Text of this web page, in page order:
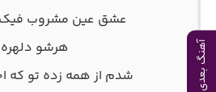
آهنگ بعدی
ﻋﺸﻖ ﻋﻴﻦ ﻣﺸﺮوب ﻓﻴﮏ
ﻫﺮﺷﻮ دﻟﻬﺮه
ﺷﺪم از ﻫﻤﻪ زده ﺗﻮ ﻛﻪ